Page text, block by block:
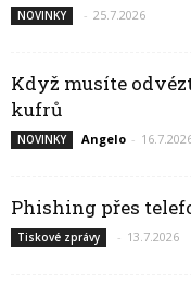
NOVINKY - 25.7.2026
Když musíte
kufrů
NOVINKY Angelo -
Phishing přes
Tiskové zprávy - 13.7.2026